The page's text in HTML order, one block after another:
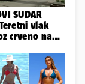
SUDAR
vlak
crveno na